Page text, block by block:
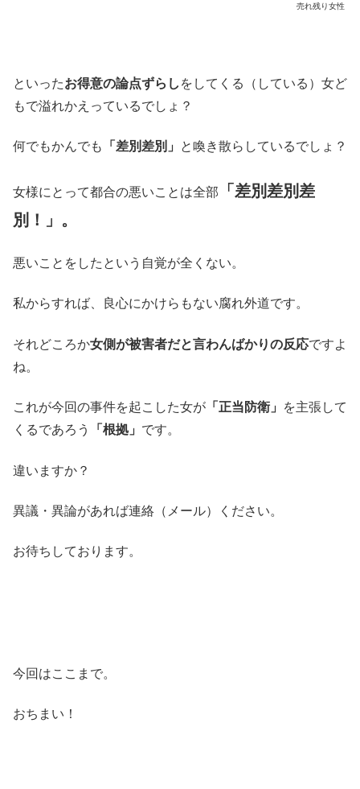
売れ残り女性
といったお得意の論点ずらし をしてくる（している）女ど
もで溢れかえっているでしょ？
何でもかんでも 「差別差別」 と喚き散らしているでしょ？
女様にとって都合の悪いことは全部
「差別差別差
別！」。
悪いことをしたという自覚が全くない。
私からすれば、良心にかけらもない腐れ外道です。
それどころか女側が被害者だと言わんばかりの反応ですよ
ね。
これが今回の事件を起こした女が 「正当防衛」
を主張して
くるであろう
「根拠」 です。
違いますか？
異議・異論があれば連絡（メール）ください。
お待ちしております。
今回はここまで。
おちまい！